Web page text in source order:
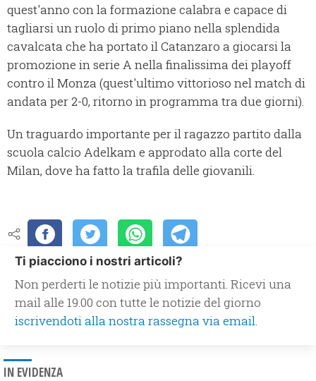
quest'anno con la formazione calabra e capace di
tagliarsi un ruolo di primo piano nella splendida
cavalcata che ha portato il Catanzaro a giocarsi la
promozione in serie A nella finalissima dei playoff
contro il Monza (quest'ultimo vittorioso nel match di
andata per 2-0, ritorno in programma tra due giorni).
Un traguardo importante per il ragazzo partito dalla
scuola calcio Adelkam e approdato alla corte del
Milan, dove ha fatto la trafila delle giovanili.
Ti piacciono i nostri articoli?
Non perderti le notizie più importanti. Ricevi una
mail alle 19.00 con tutte le notizie del giorno
iscrivendoti alla nostra rassegna via email.
IN EVIDENZA